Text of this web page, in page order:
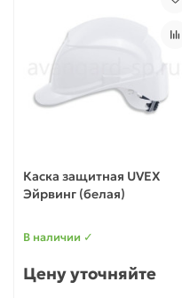
Каска защитная UVEX
Эйрвинг (белая)
В наличии ✓
Цену уточняйте